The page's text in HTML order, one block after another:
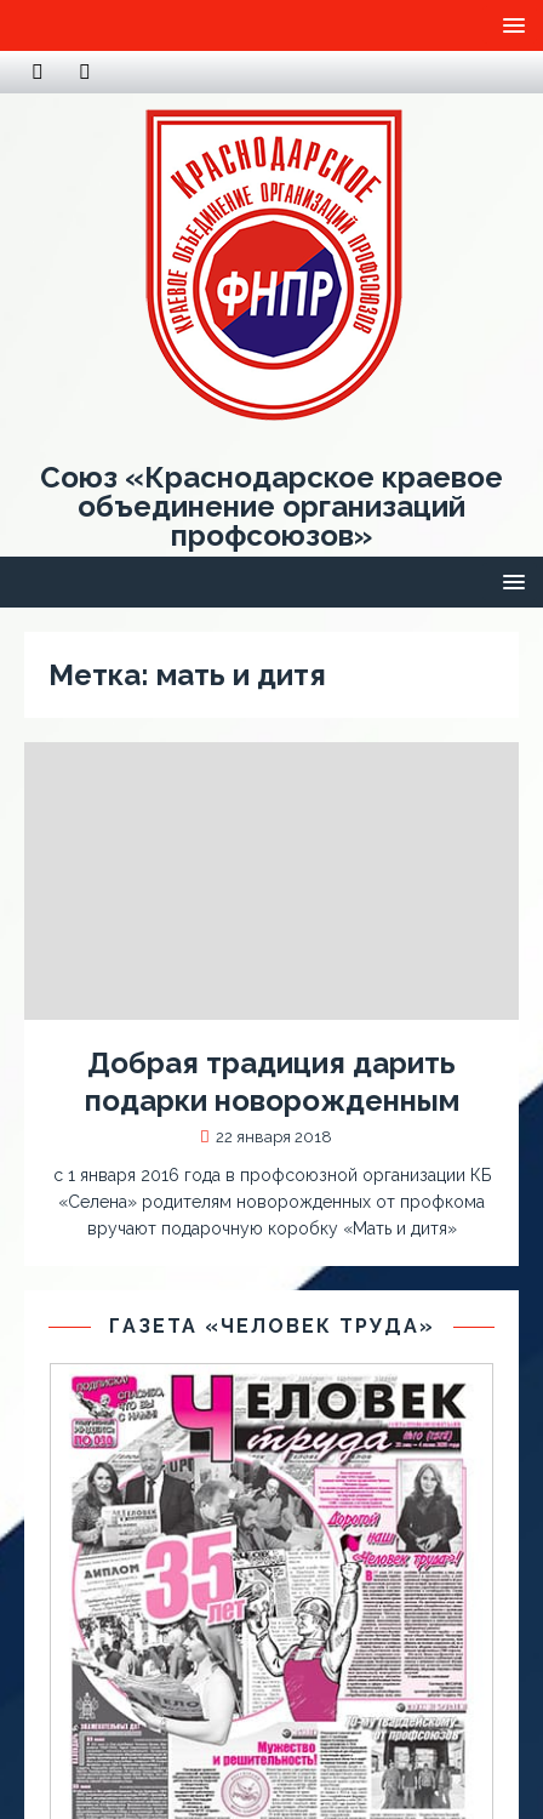
Союз «Краснодарское краевое
объединение организаций
профсоюзов»
Метка: мать и дитя
Добрая традиция дарить
подарки новорожденным
22 января 2018
с 1 января 2016 года в профсоюзной организации КБ
«Селена» родителям новорожденных от профкома
вручают подарочную коробку «Мать и дитя»
ГАЗЕТА «ЧЕЛОВЕК ТРУДА»